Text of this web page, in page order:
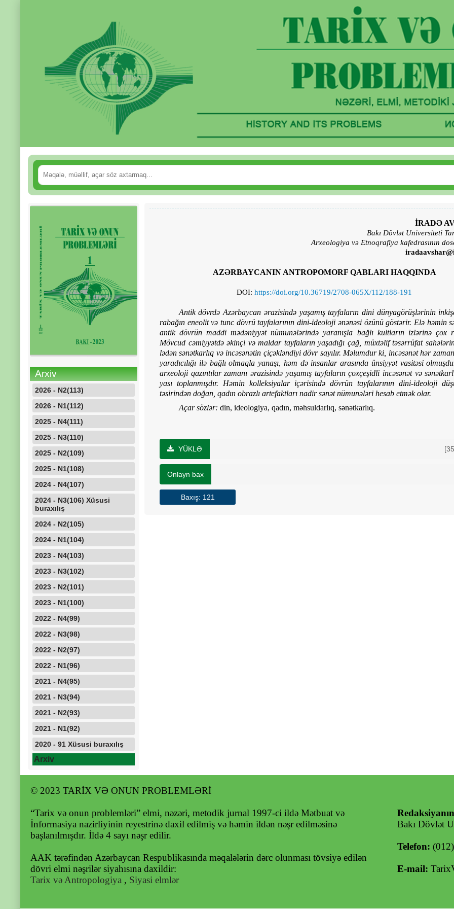
Arxiv
2026 - N2(113)
2026 - N1(112)
2025 - N4(111)
2025 - N3(110)
2025 - N2(109)
2025 - N1(108)
2024 - N4(107)
2024 - N3(106) Xüsusi
buraxılış
2024 - N2(105)
2024 - N1(104)
2023 - N4(103)
2023 - N3(102)
2023 - N2(101)
2023 - N1(100)
2022 - N4(99)
2022 - N3(98)
2022 - N2(97)
2022 - N1(96)
2021 - N4(95)
2021 - N3(94)
2021 - N2(93)
2021 - N1(92)
2020 - 91 Xüsusi buraxılış
Arxiv
İRADƏ
Bakı Dövlət Universiteti
Arxeologiya və Etnoqrafiya kafedrasının
AZƏRBAYCANIN ANTROPOMORF QABLARI HAQQINDA
DOI: https://doi.org/10.36719/2708-065X/112/188-191
Antik dövrdə Azərbaycan ərazisində yaşamış tayfaların dini dünyagörüşlərinin
rabağın eneolit və tunc dövrü tayfalarının dini-ideoloji ənənəsi özünü göstərir. Elə həmin
antik dövrün maddi mədəniyyət nümunələrində yaranışla bağlı kultların izlərinə çox
Mövcud cəmiyyətdə əkinçi və maldar tayfaların yaşadığı çağ, müxtəlif təsərrüfat
lədən sənətkarlıq və incəsənətin çiçəkləndiyi dövr sayılır. Məlumdur ki, incəsənət hər
yaradıcılığı ilə bağlı olmaqla yanaşı, həm də insanlar arasında ünsiyyət vasitəsi
arxeoloji qazıntılar zamanı ərazisində yaşamış tayfaların çoxçeşidli incəsənət və
yası toplanmışdır. Həmin kolleksiyalar içərisində dövrün tayfalarının dini-ideoloji
təsirindən doğan, qadın obrazlı artefaktları nadir sənət nümunələri hesab etmək olar.
Açar sözlər: din, ideologiya, qadın, məhsuldarlıq, sənətkarlıq.
YÜKLƏ
Onlayn bax
Baxış: 121
© 2023 TARİX VƏ ONUN PROBLEMLƏRİ
“Tarix və onun problemləri” elmi, nəzəri, metodik jurnal 1997-ci ildə Mətbuat və
İnformasiya nazirliyinin reyestrinə daxil edilmiş və həmin ildən nəşr edilməsinə
başlanılmışdır. İldə 4 sayı nəşr edilir.
AAK tərəfindən Azərbaycan Respublikasında məqalələrin dərc olunması tövsiyə edilən
dövri elmi nəşrilər siyahısına daxildir:
Tarix və Antropologiya , Siyasi elmlər
Bakı Dövlət
Telefon:
E-mail: